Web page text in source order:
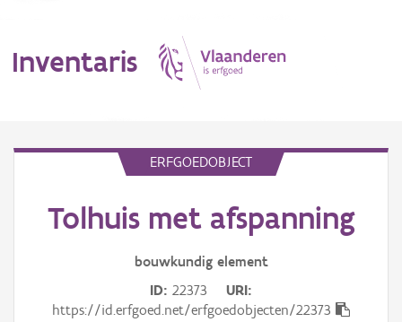
Inventaris
Erfgoedobject
ERFGOEDOBJECT
Tolhuis met afspanning
bouwkundig element
ID 22373
URI
https://id.erfgoed.net/erfgoedobjecten/22373